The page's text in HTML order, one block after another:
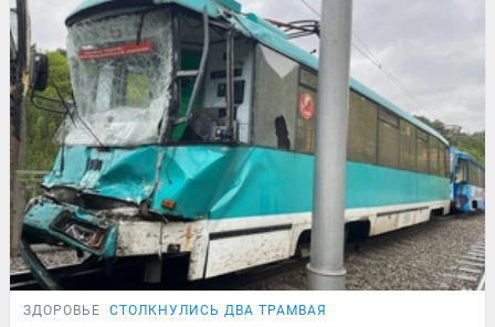
ЗДОРОВЬЕ СТОЛКНУЛИСЬ ДВА ТРАМВАЯ